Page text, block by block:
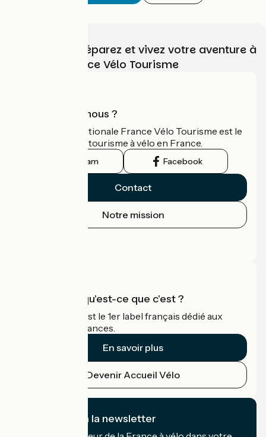
Choisissez, préparez et vivez votre aventure à
vélo avec France Vélo Tourisme
Qui sommes-nous ?
L'association nationale France Vélo Tourisme est le
guide officiel du tourisme à vélo en France.
Instagram Facebook
Contact
Notre mission
Accueil Vélo qu'est-ce que c'est ?
Accueil Vélo c'est le 1er label français dédié aux
cyclistes en vacances.
En savoir plus
Devenir Accueil Vélo
Je m'abonne à la newsletter